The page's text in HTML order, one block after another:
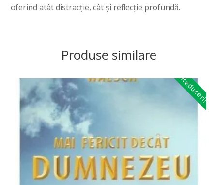
oferind atât distracție, cât și reflecție profundă.
Produse similare
Reduceri!